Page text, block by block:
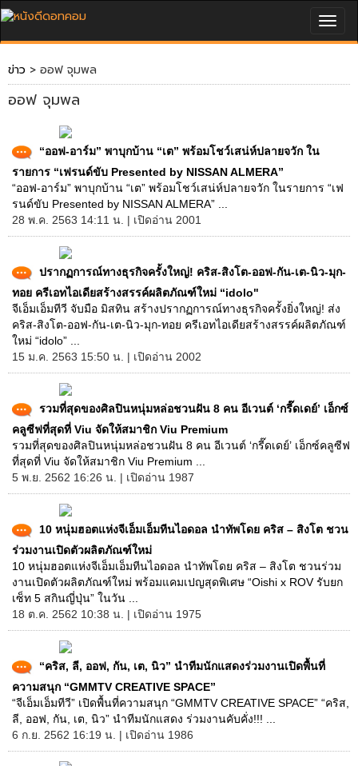
ข่าว > ออฟ จุมพล
ออฟ จุมพล
“ออฟ-อาร์ม” พาบุกบ้าน “เต” พร้อมโชว์เสน่ห์ปลายจวัก ใน
รายการ “เฟรนด์ขับ Presented by NISSAN ALMERA”
“ออฟ-อาร์ม” พาบุกบ้าน “เต” พร้อมโชว์เสน่ห์ปลายจวัก ในรายการ “เฟ
รนด์ขับ Presented by NISSAN ALMERA” ...
28 พ.ค. 2563 14:11 น. | เปิดอ่าน 2001
ปรากฏการณ์ทางธุรกิจครั้งใหญ่! คริส-สิงโต-ออฟ-กัน-เต-นิว-มุก-
ทอย ครีเอทไอเดียสร้างสรรค์ผลิตภัณฑ์ใหม่ “idolo"
จีเอ็มเอ็มทีวี จับมือ มิสทิน สร้างปรากฏการณ์ทางธุรกิจครั้งยิ่งใหญ่! ส่ง
คริส-สิงโต-ออฟ-กัน-เต-นิว-มุก-ทอย ครีเอทไอเดียสร้างสรรค์ผลิตภัณฑ์
ใหม่ “idolo” ...
15 ม.ค. 2563 15:50 น. | เปิดอ่าน 2002
รวมที่สุดของศิลปินหนุ่มหล่อชวนฝัน 8 คน อีเวนต์ ‘กรี๊ดเดย์’ เอ็กซ์
คลูซีฟที่สุดที่ Viu จัดให้สมาชิก Viu Premium
รวมที่สุดของศิลปินหนุ่มหล่อชวนฝัน 8 คน อีเวนต์ ‘กรี๊ดเดย์’ เอ็กซ์คลูซีฟ
ที่สุดที่ Viu จัดให้สมาชิก Viu Premium ...
5 พ.ย. 2562 16:26 น. | เปิดอ่าน 1987
10 หนุ่มฮอตแห่งจีเอ็มเอ็มทีนไอดอล นำทัพโดย คริส – สิงโต ชวน
ร่วมงานเปิดตัวผลิตภัณฑ์ใหม่
10 หนุ่มฮอตแห่งจีเอ็มเอ็มทีนไอดอล นำทัพโดย คริส – สิงโต ชวนร่วม
งานเปิดตัวผลิตภัณฑ์ใหม่ พร้อมแคมเปญสุดพิเศษ “Oishi x ROV รับยก
เซ็ท 5 สกินญี่ปุ่น” ในวัน ...
18 ต.ค. 2562 10:38 น. | เปิดอ่าน 1975
“คริส, ลี, ออฟ, กัน, เต, นิว” นำทีมนักแสดงร่วมงานเปิดพื้นที่
ความสนุก “GMMTV CREATIVE SPACE”
“จีเอ็มเอ็มทีวี” เปิดพื้นที่ความสนุก “GMMTV CREATIVE SPACE” “คริส,
ลี, ออฟ, กัน, เต, นิว” นำทีมนักแสดง ร่วมงานคับคั่ง!!! ...
6 ก.ย. 2562 16:19 น. | เปิดอ่าน 1986